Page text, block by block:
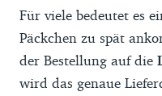
Für viele bedeutet es
Päckchen zu spät
der Bestellung auf die
wird das genaue